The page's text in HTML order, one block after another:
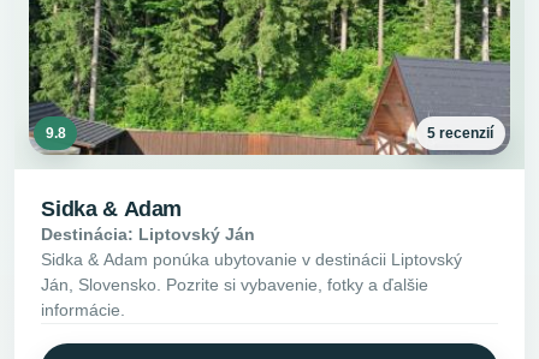
9.8 5 recenzií
Sidka & Adam
Destinácia: Liptovský Ján
Sidka & Adam ponúka ubytovanie v destinácii Liptovský
Ján, Slovensko. Pozrite si vybavenie, fotky a ďalšie
informácie.